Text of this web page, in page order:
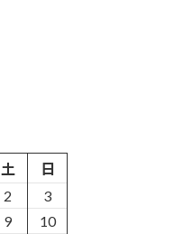
土
日
2
3
9
10